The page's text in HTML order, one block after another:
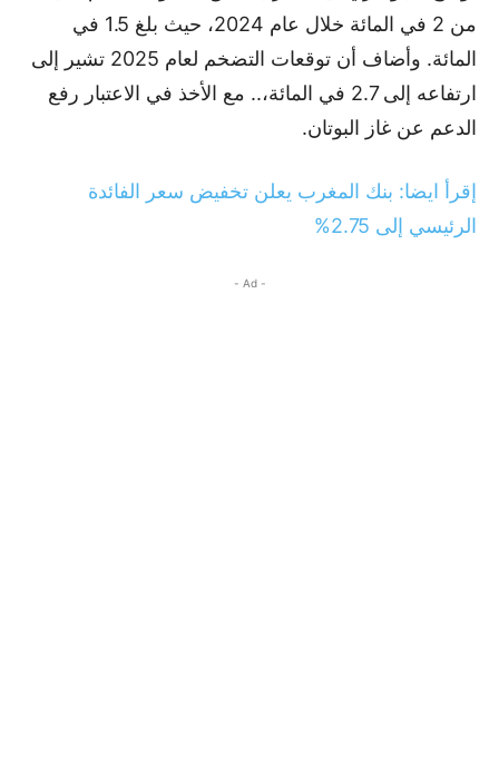
من 2 في المائة خلال عام 2024، حيث بلغ 1.5 في
المائة. وأضاف أن توقعات التضخم لعام 2025 تشير إلى
ارتفاعه إلى 2.7 في المائة،.. مع الأخذ في الاعتبار رفع
الدعم عن غاز البوتان.
إقرأ ايضا: بنك المغرب يعلن تخفيض سعر الفائدة
الرئيسي إلى 2.75%
- Ad -